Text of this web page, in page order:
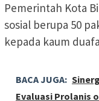
Pemerintah Kota
sosial berupa 50
kepada kaum
BACA JUGA:
Evaluasi Prolanis